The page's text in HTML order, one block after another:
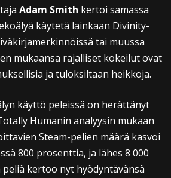
Adam Smith kertoi samassa
käytetä lainkaan Divinity-
tai muussa
mukaansa rajalliset kokeilut ovat
ja tuloksiltaan heikkoja.
käyttö peleissä on herättänyt
Humanin analyysin mukaan
Steam-pelien määrä kasvoi
800 prosenttia, ja lähes 8 000
kertoo nyt hyödyntävänsä